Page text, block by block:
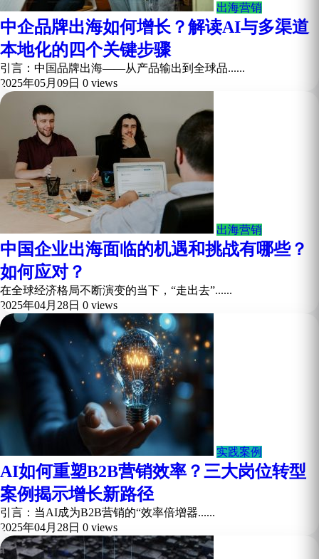
出海营销
中企品牌出海如何增长？解读AI与多渠道
本地化的四个关键步骤
引言：中国品牌出海——从产品输出到全球品......
2025年05月09日 0 views
出海营销
中国企业出海面临的机遇和挑战有哪些？
如何应对？
在全球经济格局不断演变的当下，“走出去”......
2025年04月28日 0 views
实践案例
AI如何重塑B2B营销效率？三大岗位转型
案例揭示增长新路径
引言：当AI成为B2B营销的“效率倍增器......
2025年04月28日 0 views